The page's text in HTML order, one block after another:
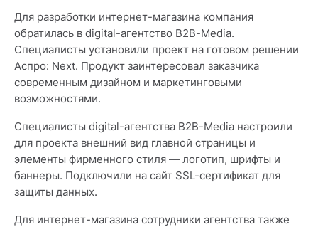
Для разработки интернет-магазина компания
обратилась в digital-агентство B2B-Media.
Специалисты установили проект на готовом решении
Аспро: Next. Продукт заинтересовал заказчика
современным дизайном и маркетинговыми
возможностями.
Специалисты digital-агентства B2B-Media настроили
для проекта внешний вид главной страницы и
элементы фирменного стиля — логотип, шрифты и
баннеры. Подключили на сайт SSL-сертификат для
защиты данных.
Для интернет-магазина сотрудники агентства также